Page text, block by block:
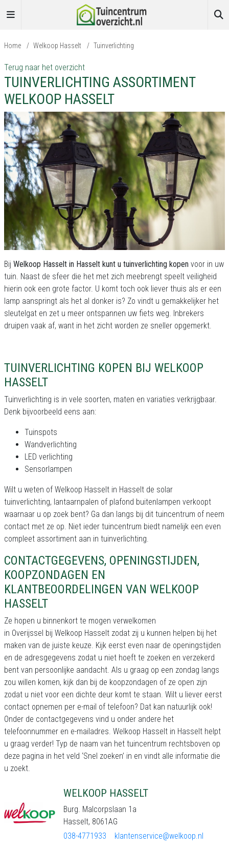
Home / Welkoop Hasselt / Tuinverlichting
Terug naar het overzicht
TUINVERLICHTING ASSORTIMENT
WELKOOP HASSELT
Bij Welkoop Hasselt in Hasselt kunt u tuinverlichting kopen voor in uw
tuin. Naast de sfeer die het met zich meebrengt speelt veiligheid
hierin ook een grote factor. U komt toch ook liever thuis als er een
lamp aanspringt als het al donker is? Zo vindt u gemakkelijker het
sleutelgat en zet u meer ontspannen uw fiets weg. Inbrekers
druipen vaak af, want in het zicht worden ze sneller opgemerkt.
TUINVERLICHTING KOPEN BIJ WELKOOP
HASSELT
Tuinverlichting is in vele soorten, maten en variaties verkrijgbaar.
Denk bijvoorbeeld eens aan:
Tuinspots
Wandverlichting
LED verlichting
Sensorlampen
Wilt u weten of Welkoop Hasselt in Hasselt de solar
tuinverlichting, lantaarnpalen of plafond buitenlampen verkoopt
waarnaar u op zoek bent? Ga dan langs bij dit tuincentrum of neem
contact met ze op. Niet ieder tuincentrum biedt namelijk een even
compleet assortiment aan in tuinverlichting.
CONTACTGEGEVENS, OPENINGSTIJDEN,
KOOPZONDAGEN EN
KLANTBEOORDELINGEN VAN WELKOOP
HASSELT
Ze hopen u binnenkort te mogen verwelkomen
in Overijssel bij Welkoop Hasselt zodat zij u kunnen helpen bij het
maken van de juiste keuze. Kijk eerst even naar de openingstijden
en de adresgegevens zodat u niet hoeft te zoeken en verzekerd
bent van persoonlijke aandacht. Als u graag op een zondag langs
zou willen komen, kijk dan bij de koopzondagen of ze open zijn
zodat u niet voor een dichte deur komt te staan. Wilt u liever eerst
contact opnemen per e-mail of telefoon? Dat kan natuurlijk ook!
Onder de contactgegevens vind u onder andere het
telefoonnummer en e-mailadres. Welkoop Hasselt in Hasselt helpt
u graag verder! Typ de naam van het tuincentrum rechtsboven op
deze pagina in het veld ‘Snel zoeken’ in en vindt alle informatie die
u zoekt.
WELKOOP HASSELT
Burg. Malcorpslaan 1a
Hasselt, 8061AG
038-4771933
klantenservice@welkoop.nl